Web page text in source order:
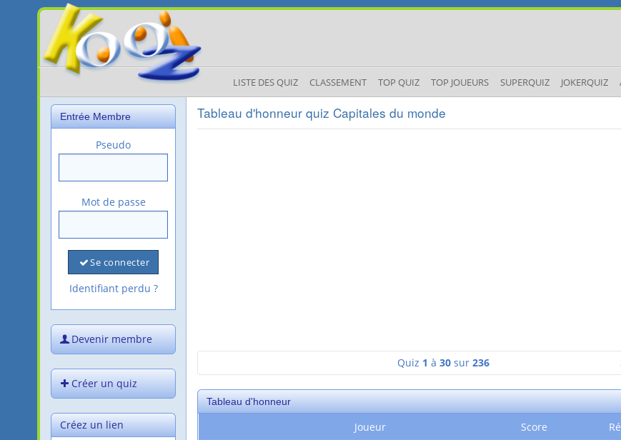
LISTE DES QUIZ CLASSEMENT TOP QUIZ TOP JOUEURS SUPERQUIZ JOKERQUIZ
Entrée Membre
Pseudo
Mot de passe
Se connecter
Identifiant perdu ?
Devenir membre
Créer un quiz
Créez un lien
Tableau d'honneur quiz Capitales du monde
Quiz 1 à30 sur236
Tableau d'honneur
Joueur Score